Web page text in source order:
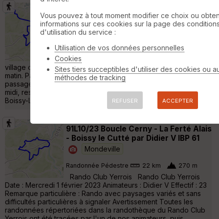
GR1_015 Boutigny-Sur-Essonne (D) >
Lardy (C)
Vayres-sur-Essonne
Gare RER D : Boutigny-Sur-Essonne Gare
RER C : Lardy Boutigny-Sur-Essonne est un
village charamant, une boulangerie est ouverte le dimanche
matin. Passage principalement par de la forêt et quelques
passages de champs. Possibilité de restauration le dimanche
midi, restaurant "le fer à Cheval" (restaurant français ouvrier) à
Boissy-Le-Cutté. Magnifique point de vue au Rochet Bizet »
91L10/23 Boucle Cerny - La Ferté Alais
- Boissy le Cutté par Didier V IBP 61
Mondeville
Randonnée Pédestre 22 km 270 m
Rando Club Yerrois Rando Club Yerrois
Date : Mercredi 1 février 2023 Animateurs : Didier V Effectif : 23
Remarque particulière : Rando avec paysages variés et sans
difficultés particulières à signaler Avertissement Toutes les
randonnées répertoriées dans la randothèque du Rando Club
Vous pouvez à tout moment modifier ce choix ou
informations sur ces cookies sur la page des
d'utilisation du service :
Utilisation de vos données personnelles
Cookies
Sites tiers succeptibles d'utiliser des cookies ou
méthodes de tracking
REFUSER ACCEPTER